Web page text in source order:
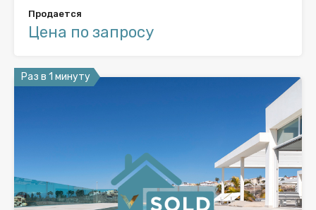
Продается
Цена по запросу
Раз в 1 минуту